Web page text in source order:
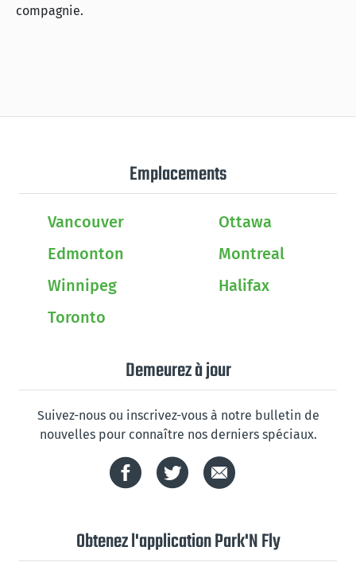
compagnie.
Emplacements
Vancouver
Edmonton
Winnipeg
Toronto
Ottawa
Montreal
Halifax
Demeurez à jour
Suivez-nous ou inscrivez-vous à notre bulletin de
nouvelles pour connaître nos derniers spéciaux.
Obtenez l'application Park'N Fly